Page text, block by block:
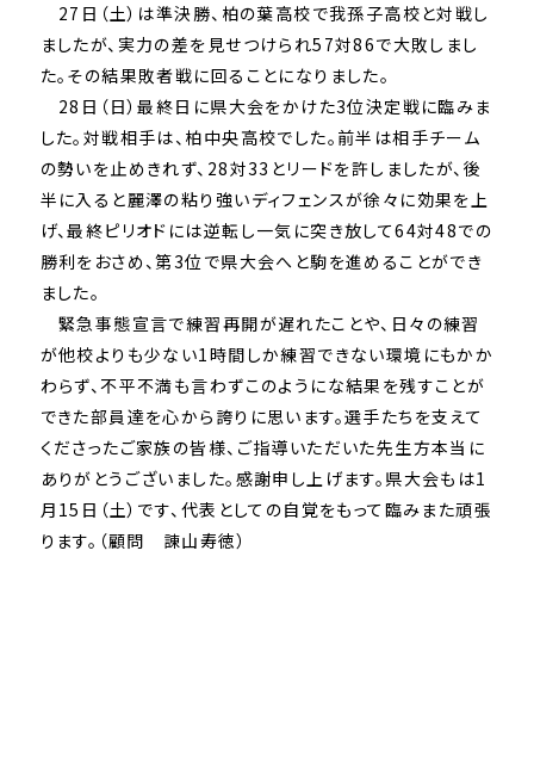
27日（土）は準決勝、柏の葉高校で我孫子高校と対戦し
ましたが、実力の差を見せつけられ57対86で大敗しまし
た。その結果敗者戦に回ることになりました。
28日（日）最終日に県大会をかけた3位決定戦に臨みま
した。対戦相手は、柏中央高校でした。前半は相手チーム
の勢いを止めきれず、28対33とリードを許しましたが、後
半に入ると麗澤の粘り強いディフェンスが徐々に効果を上
げ、最終ピリオドには逆転し一気に突き放して64対48での
勝利をおさめ、第3位で県大会へと駒を進めることができ
ました。
緊急事態宣言で練習再開が遅れたことや、日々の練習
が他校よりも少ない1時間しか練習できない環境にもかか
わらず、不平不満も言わずこのようにな結果を残すことが
できた部員達を心から誇りに思います。選手たちを支えて
くださったご家族の皆様、ご指導いただいた先生方本当に
ありがとうございました。感謝申し上げます。県大会もは1
月15日（土）です、代表としての自覚をもって臨みまた頑張
ります。（顧問 諌山寿徳）